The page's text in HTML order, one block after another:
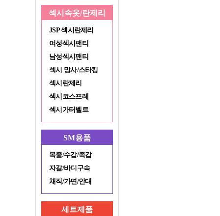
섹시속옷/란제리
JSP 섹시란제리
여성섹시팬티
남성섹시팬티
섹시 망사/스타킹
섹시란제리
섹시코스프레
섹시가터벨트
SM용품
목줄/수갑/족갑
자갈/바디구속
채직/가면/안대
세트제품